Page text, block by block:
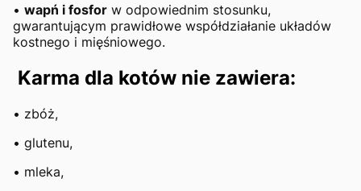
• wapń i fosfor w odpowiednim stosunku,
gwarantującym prawidłowe współdziałanie układów
kostnego i mięśniowego.
Karma dla kotów nie zawiera:
• zbóż,
• glutenu,
• mleka,